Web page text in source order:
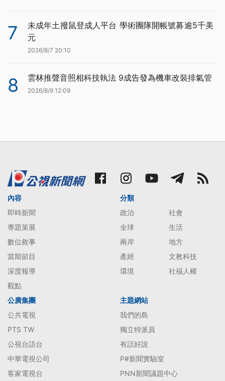
7
未成年土撥鼠登成人平台 學術團隊開帳號募逾5千美
元
2026/8/7 20:10
8 雲林推聲音照相科技執法 9成告發為機車改裝排氣管
2026/8/9 12:09
內容
即時新聞
專題策展
數位敘事
當期節目
深度報導
觀點
分類
政治
社會
全球
生活
兩岸
地方
產經
文教科技
環境
社福人權
公廣集團
公共電視
PTS TW
公視台語台
中華電視公司
客家電視台
主題網站
我們的島
獨立特派員
有話好說
P#新聞實驗室
PNN新聞議題中心